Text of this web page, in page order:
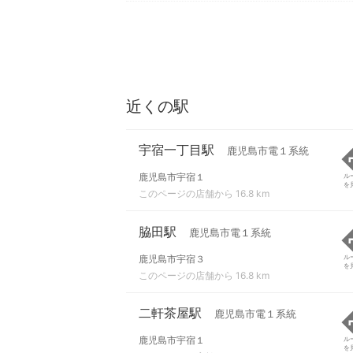
近くの駅
宇宿一丁目駅 鹿児島市電１系統
鹿児島市宇宿１
このページの店舗から 16.8 km
ル
を
脇田駅 鹿児島市電１系統
鹿児島市宇宿３
このページの店舗から 16.8 km
ル
を
二軒茶屋駅 鹿児島市電１系統
鹿児島市宇宿１
ル
を